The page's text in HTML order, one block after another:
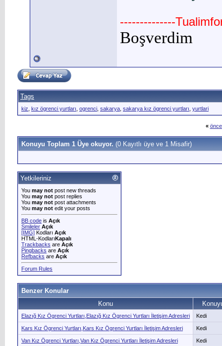
--------------
Boşverdim
Tags
kiz kız ögrenci yurtları ogrenci sakarya sakarya kız ögrenci yurtları yurtlari
«
Konuyu Toplam 1 Üye okuyor. (0 Kayıtlı üye ve 1 Misafir)
Yetkileriniz
You may not post new threads
You may not post replies
You may not post attachments
You may not edit your posts
BB code is Açık
Smileler Açık
[IMG] Kodları Açık
HTML-KodlarıKapalı
Trackbacks are Açık
Pingbacks are Açık
Refbacks are Açık
Forum Rules
Benzer Konular
Konu
Elazığ Kız Ögrenci Yurtları,Elazığ Kız Ögrenci Yurtları İletişim Adresleri Kedi
Kars Kız Ögrenci Yurtları,Kars Kız Ögrenci Yurtları İletişim Adresleri Kedi
Van Kız Ögrenci Yurtları,Van Kız Ögrenci Yurtları İletişim Adresleri Kedi